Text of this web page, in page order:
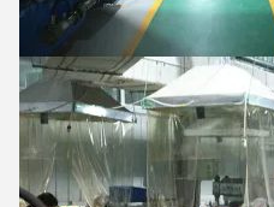
Lasciate
Ti